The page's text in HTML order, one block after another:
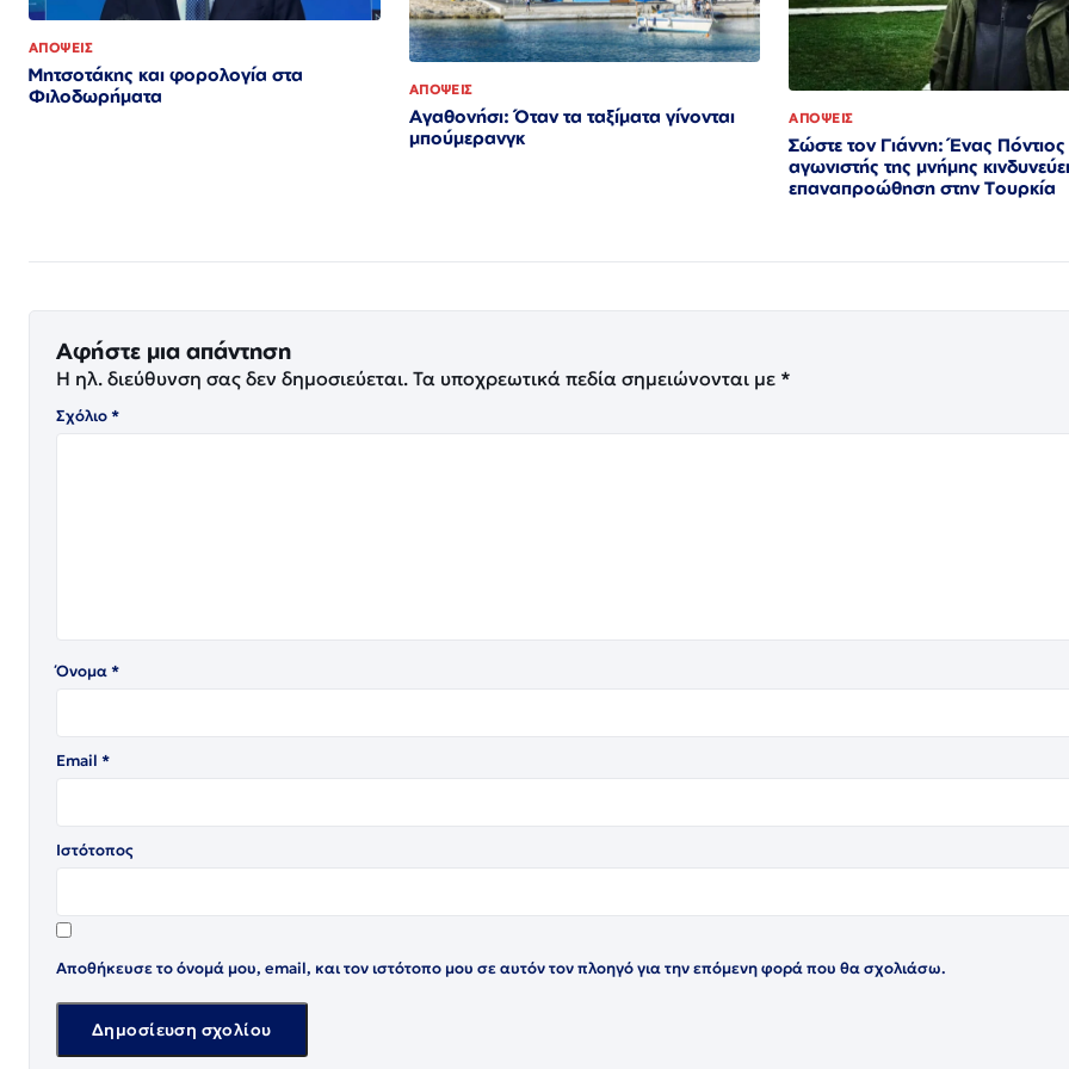
ΑΠΟΨΕΙΣ
Μητσοτάκης και φορολογία στα
Φιλοδωρήματα
ΑΠΟΨΕΙΣ
Αγαθονήσι: Όταν τα ταξίματα γίνονται
μπούμερανγκ
ΑΠΟΨΕΙΣ
Σώστε τον Γιάννη: Ένας Πόντιος
αγωνιστής της μνήμης
επαναπροώθηση στην Τουρκία
Αφήστε μια απάντηση
Η ηλ. διεύθυνση σας δεν δημοσιεύεται. Τα υποχρεωτικά πεδία σημειώνονται με *
Σχόλιο*
Όνομα*
Email *
Ιστότοπος
Αποθήκευσε το όνομά μου, email, και τον ιστότοπο μου σε αυτόν τον πλοηγό για την επόμενη φορά που θα σχολιάσω.